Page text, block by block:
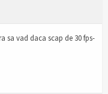
sa vad daca scap de 30 fps-